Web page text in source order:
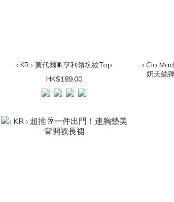
‹ KR › 莫代爾🧵亨利領坑紋Top
HK$189.00
‹ Clo
奶天絲